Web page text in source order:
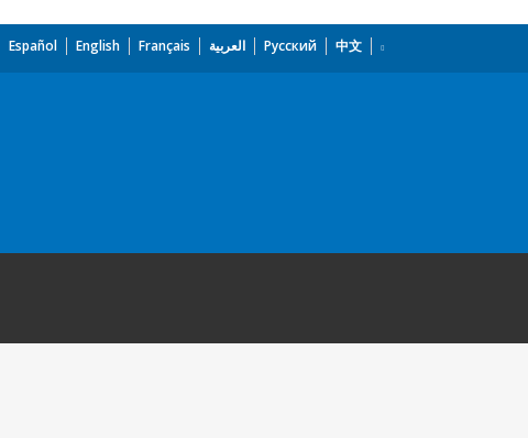
Español English Français العربية Русский 中文